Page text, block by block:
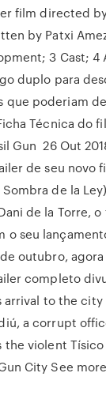
film directed
by Patxi
3 Cast; 4
duplo para
que poderiam
Técnica do
Gun 26 Out
de seu novo
de la
de la Torre,
o seu
outubro,
completo
arrival to the
a corrupt
the violent
City See